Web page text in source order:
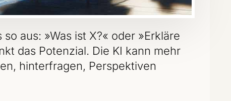
aus: »Was ist X?« oder »Erkläre
das Potenzial. Die KI kann mehr
hinterfragen, Perspektiven